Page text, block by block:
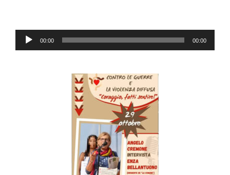
Lecteur
audio
00:00 00:00